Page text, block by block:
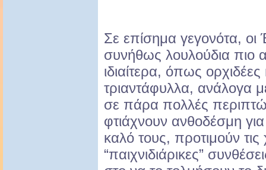
Σε επίσημα γεγονότα, οι
συνήθως λουλούδια πιο
ιδιαίτερα, όπως ορχιδέες
τριαντάφυλλα, ανάλογα
σε πάρα πολλές
φτιάχνουν ανθοδέσμη
καλό τους, προτιμούν
“παιχνιδιάρικες”